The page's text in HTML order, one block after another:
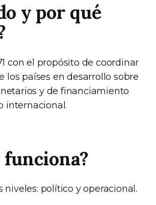
y por qué
con el propósito de coordinar
los países en desarrollo sobre
y de financiamiento
internacional.
funciona?
niveles: político y operacional.